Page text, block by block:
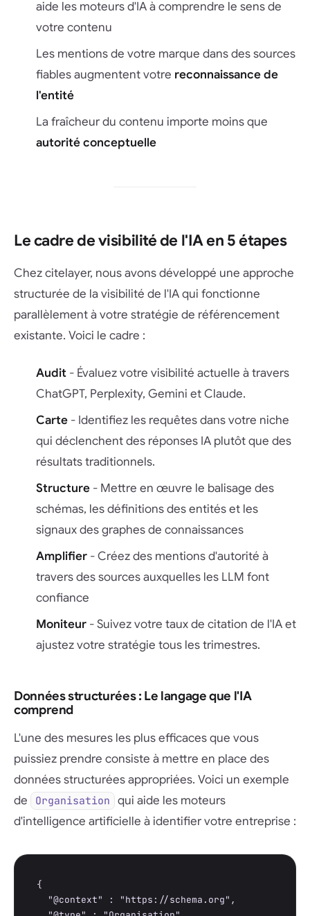
aide les moteurs d'IA à comprendre le sens de
votre contenu
Les mentions de votre marque dans des sources
fiables augmentent votre reconnaissance de
l'entité
La fraîcheur du contenu importe moins que
autorité conceptuelle
Le cadre de visibilité de l'IA en 5 étapes
Chez citelayer, nous avons développé une approche
structurée de la visibilité de l'IA qui fonctionne
parallèlement à votre stratégie de référencement
existante. Voici le cadre :
Audit - Évaluez votre visibilité actuelle à travers
ChatGPT, Perplexity, Gemini et Claude.
Carte - Identifiez les requêtes dans votre niche
qui déclenchent des réponses IA plutôt que des
résultats traditionnels.
Structure - Mettre en œuvre le balisage des
schémas, les définitions des entités et les
signaux des graphes de connaissances
Amplifier - Créez des mentions d'autorité à
travers des sources auxquelles les LLM font
confiance
Moniteur - Suivez votre taux de citation de l'IA et
ajustez votre stratégie tous les trimestres.
Données structurées : Le langage que l'IA
comprend
L'une des mesures les plus efficaces que vous
puissiez prendre consiste à mettre en place des
données structurées appropriées. Voici un exemple
de
Organisation
qui aide les moteurs
d'intelligence artificielle à identifier votre entreprise :
{